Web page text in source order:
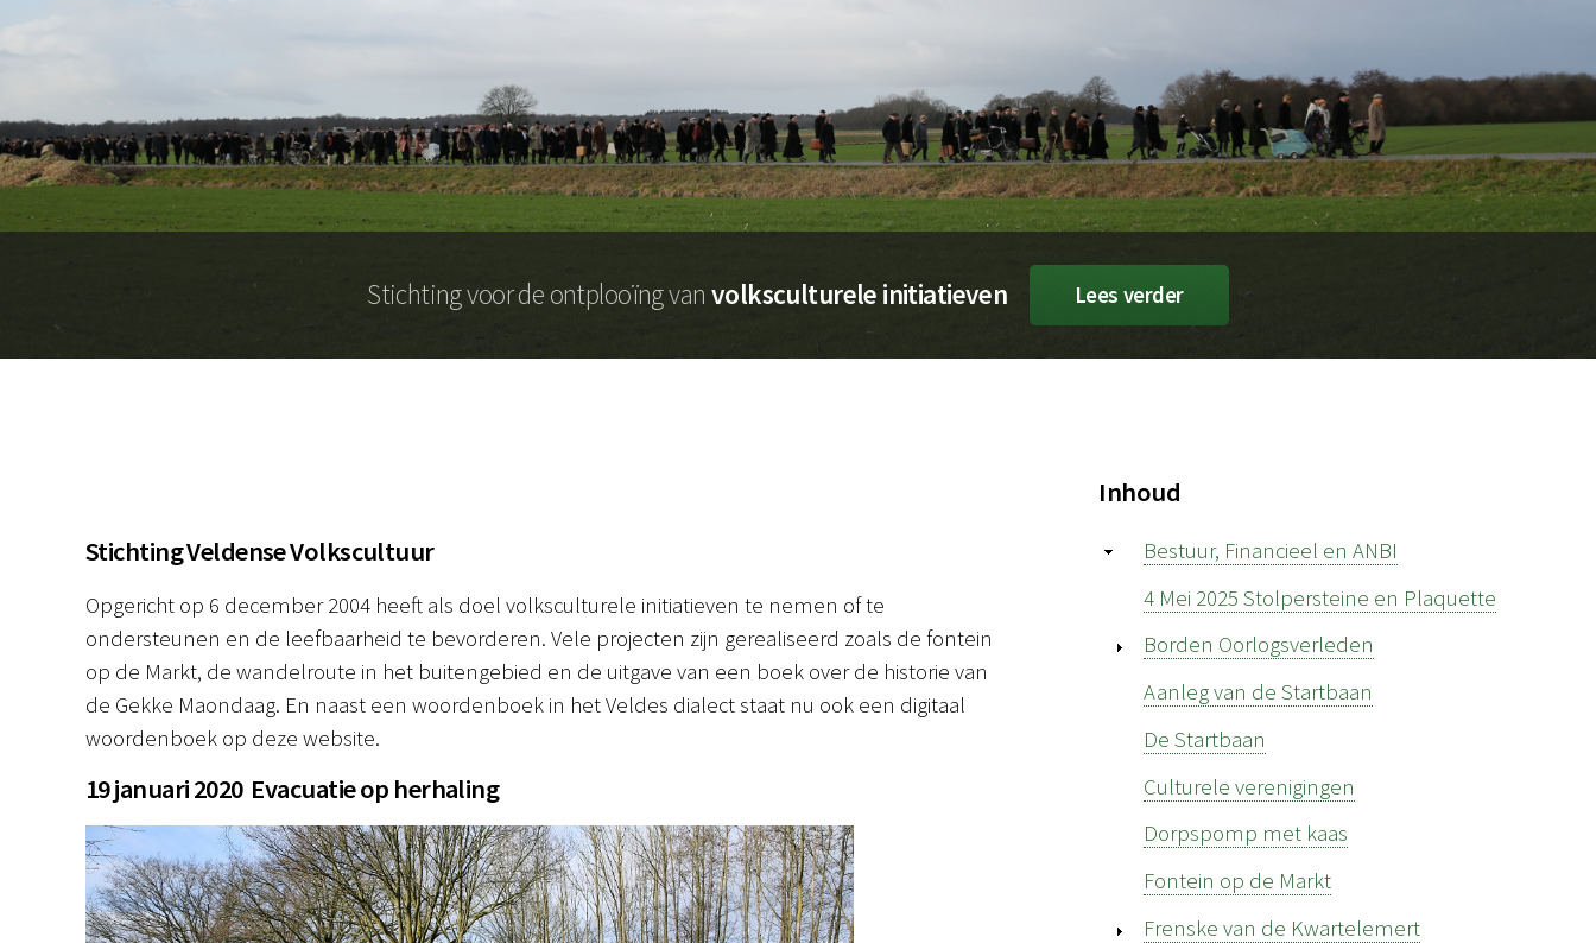
Stichting voor de ontplooïng van volksculturele initiatieven Lees verder
Stichting Veldense Volkscultuur
Opgericht op 6 december 2004 heeft als doel volksculturele initiatieven te nemen of te
ondersteunen en de leefbaarheid te bevorderen. Vele projecten zijn gerealiseerd zoals de fontein
op de Markt, de wandelroute in het buitengebied en de uitgave van een boek over de historie van
de Gekke Maondaag. En naast een woordenboek in het Veldes dialect staat nu ook een digitaal
woordenboek op deze website.
19 januari 2020 Evacuatie op herhaling
Inhoud
Bestuur, Financieel en ANBI
4 Mei 2025 Stolpersteine en Plaquette
Borden Oorlogsverleden
Aanleg van de Startbaan
De Startbaan
Culturele verenigingen
Dorpspomp met kaas
Fontein op de Markt
Frenske van de Kwartelemert